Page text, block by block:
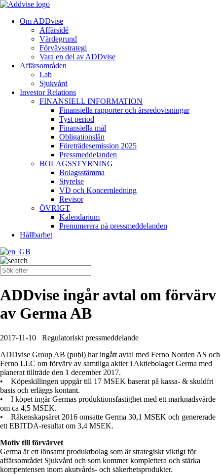
Om ADDvise
Affärsidé
Värdegrund
Förvävsstrategi
Vara en del av ADDvise
Affärsområden
Lab
Sjukvård
Investor Relations
FINANSIELL INFORMATION
Finansiella rapporter och årsredovisningar
Tyst period
Finansiella mål
Obligationslån
Företrädesemission 2025
Pressmeddelanden
BOLAGSSTYRNING
Bolagsstämma
Styrelse
VD och Koncernledning
Revisor
ÖVRIGT
Kalendarium
Prenumerera på pressmeddelanden
Hållbarhet
ADDvise ingår avtal om förvärv
av Germa AB
2017-11-10
Regulatoriskt pressmeddelande
ADDvise Group AB (publ) har ingått avtal med Ferno Norden AS och
Ferno LLC om förvärv av samtliga aktier i Aktiebolaget Germa med
planerat tillträde den 1 december 2017.
• Köpeskillingen uppgår till 17 MSEK baserat på kassa- & skuldfri
basis och erläggs kontant.
• I köpet ingår Germas produktionsfastighet med ett marknadsvärde
om ca 4,5 MSEK.
• Räkenskapsåret 2016 omsatte Germa 30,1 MSEK och genererade
ett EBITDA-resultat om 3,4 MSEK.
Motiv till förvärvet
Germa är ett lönsamt produktbolag som är strategiskt viktigt för
affärsområdet Sjukvård och som kommer komplettera och stärka
kompentensen inom akutvårds- och säkerhetsprodukter.